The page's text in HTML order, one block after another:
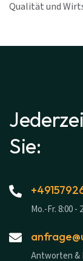
Qualität und
Sie:
Mo.-Fr. 8:00 -
Antworten &